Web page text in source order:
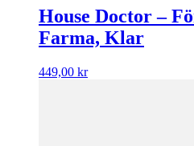
House Doctor –
Farma, Klar
449,00 kr